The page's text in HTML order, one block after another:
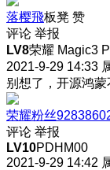
落樱飛板凳 赞
评论 举报
LV8荣耀 Magic3
2021-9-29 14:33
别想了，开源鸿蒙
荣耀粉丝
评论 举报
LV10PDHM00
2021-9-29 14:42